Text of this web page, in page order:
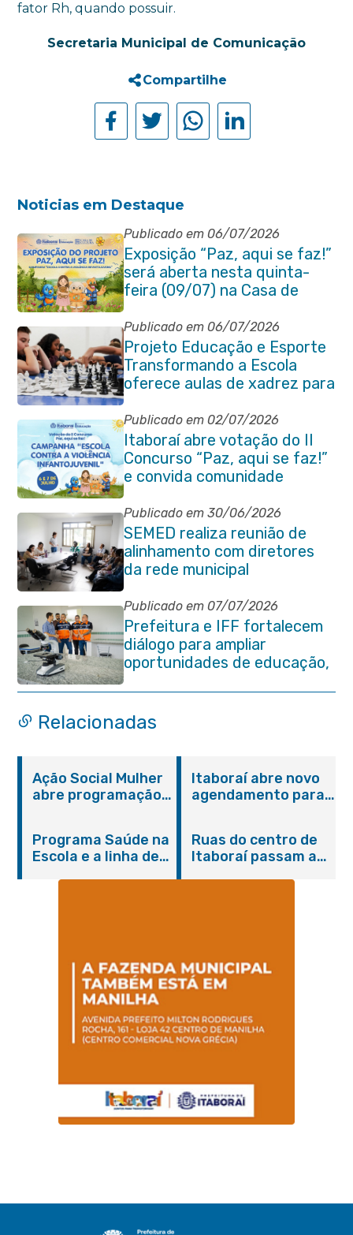
fator Rh, quando possuir.
Secretaria Municipal de Comunicação
Compartilhe
Noticias em Destaque
Publicado em 06/07/2026
Exposição “Paz, aqui se faz!”
será aberta nesta quinta-
feira (09/07) na Casa de
Cultura Heloísa Alberto
Torres
Publicado em 06/07/2026
Projeto Educação e Esporte
Transformando a Escola
oferece aulas de xadrez para
alunos da rede municipal
Publicado em 02/07/2026
Itaboraí abre votação do II
Concurso “Paz, aqui se faz!”
e convida comunidade
Publicado em 30/06/2026
SEMED realiza reunião de
alinhamento com diretores
da rede municipal
Publicado em 07/07/2026
Prefeitura e IFF fortalecem
diálogo para ampliar
oportunidades de educação,
ciência e inovação em
Itaboraí
Relacionadas
Ação Social Mulher
abre programação
serviços gratuitos e
orientações
Itaboraí abre novo
agendamento para
Programa Saúde na
Escola e a linha de
Magalhães Seabra
Ruas do centro de
Itaboraí passam a